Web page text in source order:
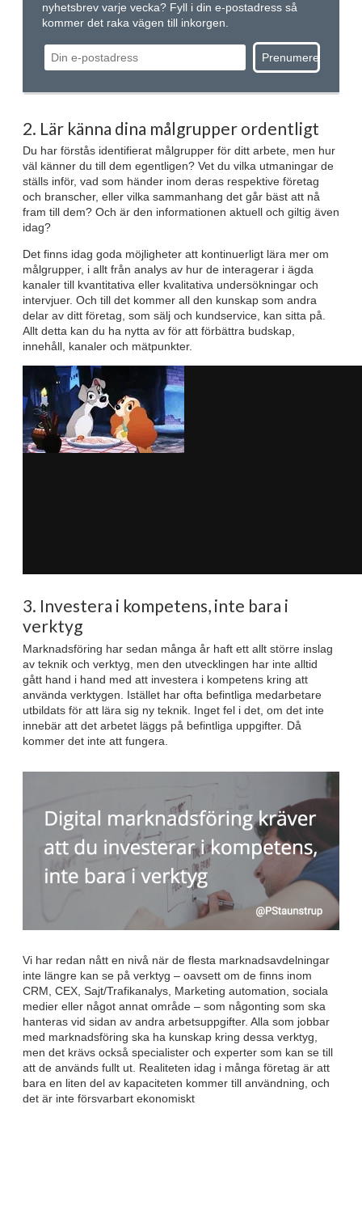
nyhetsbrev varje vecka? Fyll i din e-postadress så
kommer det raka vägen till inkorgen.
2. Lär känna dina målgrupper ordentligt
Du har förstås identifierat målgrupper för ditt arbete, men hur
väl känner du till dem egentligen? Vet du vilka utmaningar de
ställs inför, vad som händer inom deras respektive företag
och branscher, eller vilka sammanhang det går bäst att nå
fram till dem? Och är den informationen aktuell och giltig även
idag?
Det finns idag goda möjligheter att kontinuerligt lära mer om
målgrupper, i allt från analys av hur de interagerar i ägda
kanaler till kvantitativa eller kvalitativa undersökningar och
intervjuer. Och till det kommer all den kunskap som andra
delar av ditt företag, som sälj och kundservice, kan sitta på.
Allt detta kan du ha nytta av för att förbättra budskap,
innehåll, kanaler och mätpunkter.
3. Investera i kompetens, inte bara i
verktyg
Marknadsföring har sedan många år haft ett allt större inslag
av teknik och verktyg, men den utvecklingen har inte alltid
gått hand i hand med att investera i kompetens kring att
använda verktygen. Istället har ofta befintliga medarbetare
utbildats för att lära sig ny teknik. Inget fel i det, om det inte
innebär att det arbetet läggs på befintliga uppgifter. Då
kommer det inte att fungera.
Vi har redan nått en nivå när de flesta marknadsavdelningar
inte längre kan se på verktyg – oavsett om de finns inom
CRM, CEX, Sajt/Trafikanalys, Marketing automation, sociala
medier eller något annat område – som någonting som ska
hanteras vid sidan av andra arbetsuppgifter. Alla som jobbar
med marknadsföring ska ha kunskap kring dessa verktyg,
men det krävs också specialister och experter som kan se till
att de används fullt ut. Realiteten idag i många företag är att
bara en liten del av kapaciteten kommer till användning, och
det är inte försvarbart ekonomiskt